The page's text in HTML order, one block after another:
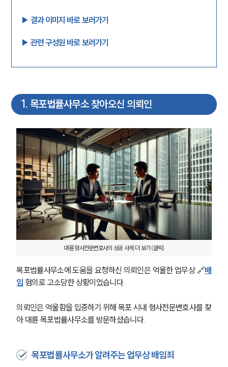
▶︎ 결과 이미지 바로 보러가기
▶︎ 관련 구성원 바로 보러가기
1 . 목포법률사무소 찾아오신 의뢰인
대륜 형사전문변호사의 성공 사례 더 보기 (클릭)
목포법률사무소에 도움을 요청하신 의뢰인은 억울한 업무상 🔗배
임 혐의로 고소당한 상황이었습니다.
의뢰인은 억울함을 입증하기 위해 목포 시내 형사전문변호사를 찾
아 대륜 목포법률사무소를 방문하셨습니다.
목포법률사무소가 알려주는 업무상 배임죄